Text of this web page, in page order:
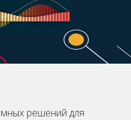
решений для